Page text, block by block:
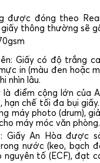
được đóng theo
thông thường sẽ
Giấy có độ trắng
in (màu đen hoặc
nhìn lâu.
là điểm cộng lớn của
chế tối đa bụi
máy photo (drum),
máy móc văn phòng.
Giấy An Hòa được
nước (keo, bạch
tố (ECF), đạt